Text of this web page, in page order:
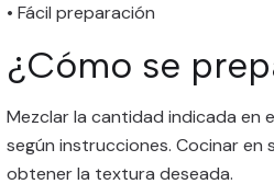
• Fácil preparación
¿Cómo se
Mezclar la cantidad indicada en
según instrucciones. Cocinar en
obtener la textura deseada.